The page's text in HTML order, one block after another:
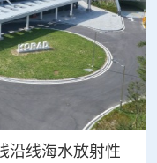
沿线海水放射性